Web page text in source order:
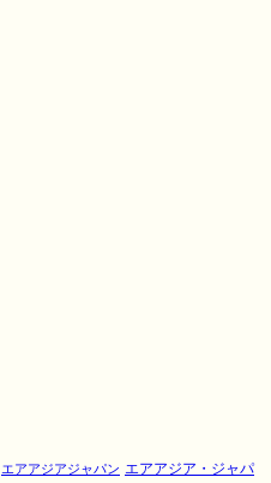
エアアジアジャパン エアアジア・ジャパ